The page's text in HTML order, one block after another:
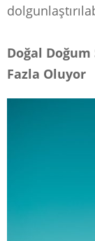
Doğal
Fazla Oluyor